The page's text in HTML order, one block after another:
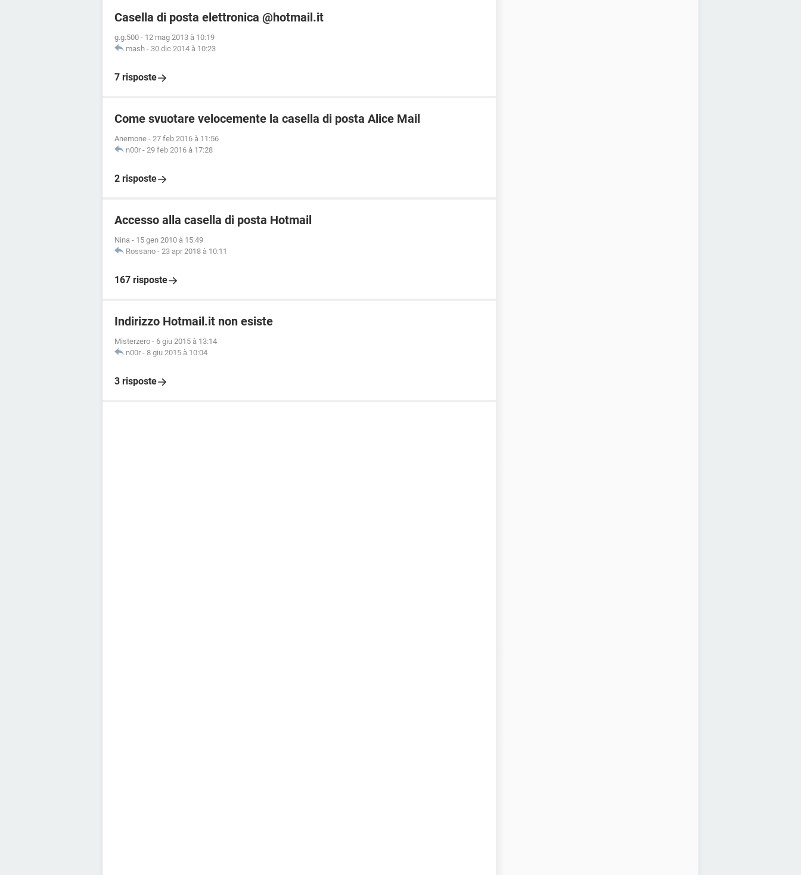
Casella di posta elettronica @hotmail.it
g.g.500 - 12 mag 2013 à 10:19
mash - 30 dic 2014 à 10:23
7 risposte
Come svuotare velocemente la casella di posta Alice Mail
Anemone - 27 feb 2016 à 11:56
n00r - 29 feb 2016 à 17:28
2 risposte
Accesso alla casella di posta Hotmail
Nina - 15 gen 2010 à 15:49
Rossano - 23 apr 2018 à 10:11
167 risposte
Indirizzo Hotmail.it non esiste
Misterzero - 6 giu 2015 à 13:14
n00r - 8 giu 2015 à 10:04
3 risposte